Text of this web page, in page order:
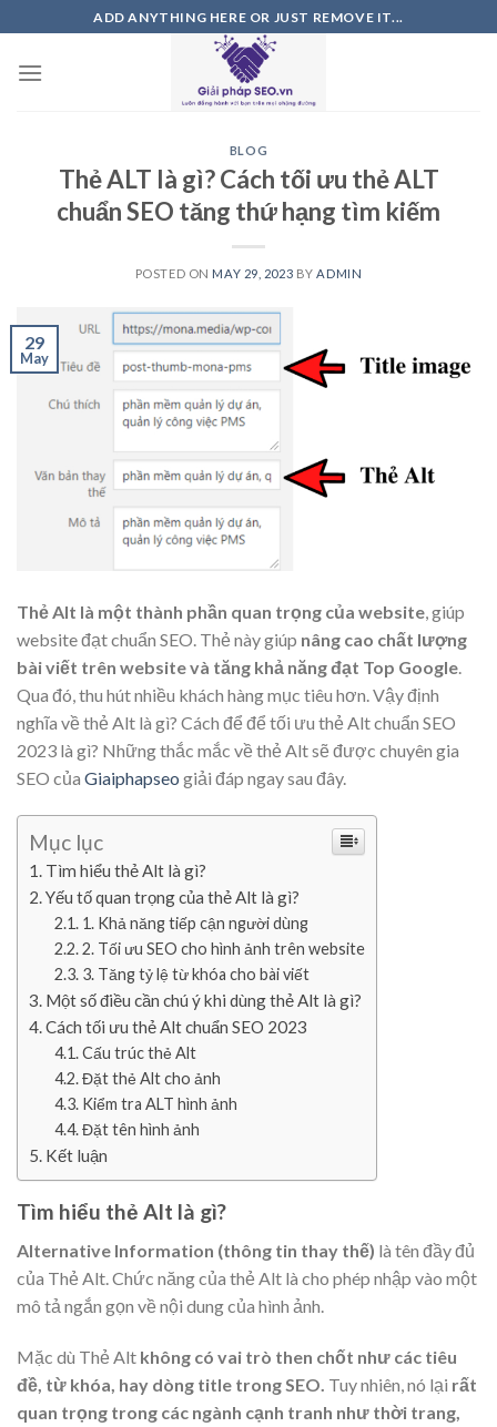
content
ADD ANYTHING HERE OR JUST REMOVE IT...
BLOG
Thẻ ALT là gì? Cách tối ưu thẻ ALT
chuẩn SEO tăng thứ hạng tìm kiếm
POSTED ON MAY 29, 2023 BY ADMIN
29
May
Thẻ Alt là một thành phần quan trọng của website, giúp
website đạt chuẩn SEO. Thẻ này giúp nâng cao chất lượng
bài viết trên website và tăng khả năng đạt Top Google.
Qua đó, thu hút nhiều khách hàng mục tiêu hơn. Vậy định
nghĩa về thẻ Alt là gì? Cách để để tối ưu thẻ Alt chuẩn SEO
2023 là gì? Những thắc mắc về thẻ Alt sẽ được chuyên gia
SEO của Giaiphapseo giải đáp ngay sau đây.
Mục lục
Tìm hiểu thẻ Alt là gì?
Yếu tố quan trọng của thẻ Alt là gì?
1. Khả năng tiếp cận người dùng
2. Tối ưu SEO cho hình ảnh trên website
3. Tăng tỷ lệ từ khóa cho bài viết
Một số điều cần chú ý khi dùng thẻ Alt là gì?
Cách tối ưu thẻ Alt chuẩn SEO 2023
Cấu trúc thẻ Alt
Đặt thẻ Alt cho ảnh
Kiểm tra ALT hình ảnh
Đặt tên hình ảnh
Kết luận
Tìm hiểu thẻ Alt là gì?
Alternative Information (thông tin thay thế) là tên đầy đủ
của Thẻ Alt. Chức năng của thẻ Alt là cho phép nhập vào một
mô tả ngắn gọn về nội dung của hình ảnh.
Mặc dù Thẻ Alt không có vai trò then chốt như các tiêu
đề, từ khóa, hay dòng title trong SEO. Tuy nhiên, nó lại rất
quan trọng trong các ngành cạnh tranh như thời trang,